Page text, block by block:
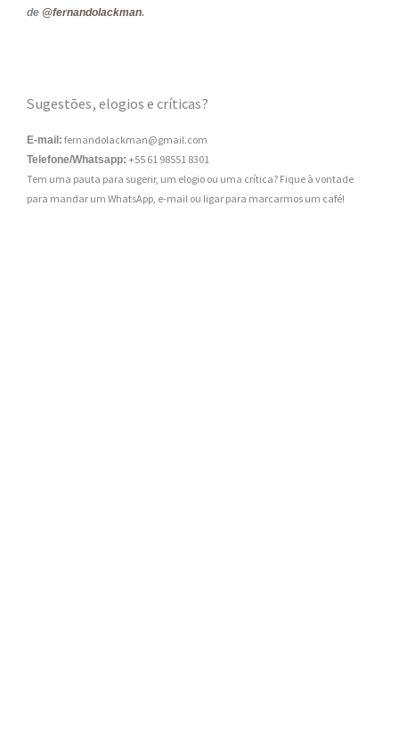
de @fernandolackman.
Sugestões, elogios e críticas?
E-mail: fernandolackman@gmail.com
Telefone/Whatsapp: +55 61 98551 8301
Tem uma pauta para sugerir, um elogio ou uma crítica? Fique à vontade
para mandar um WhatsApp, e-mail ou ligar para marcarmos um café!